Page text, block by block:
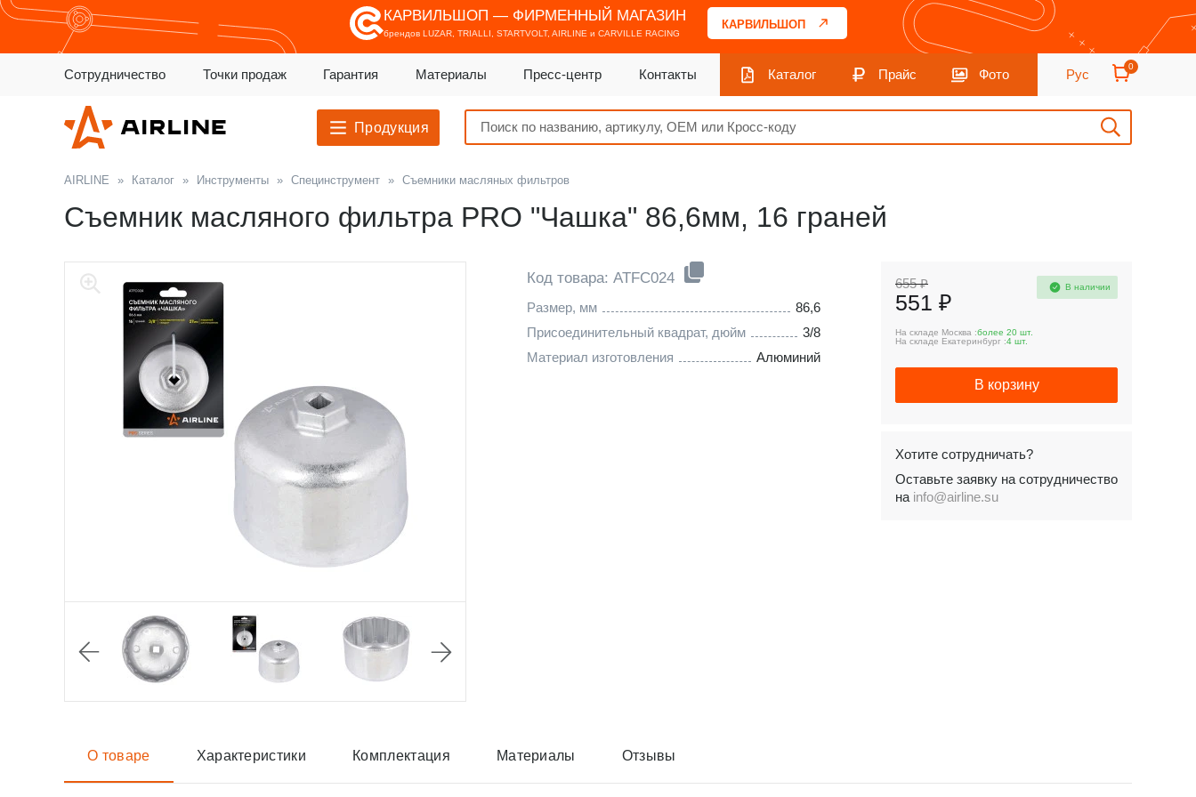
КАРВИЛЬШОП — ФИРМЕННЫЙ МАГАЗИН
брендов LUZAR, TRIALLI, STARTVOLT, AIRLINE и CARVILLE RACING
КАРВИЛЬШОП
Сотрудничество Точки продаж Гарантия Материалы Пресс-центр Контакты Каталог Прайс Фото Рус
0
Продукция
AIRLINE » Каталог » Инструменты » Специнструмент » Съемники масляных фильтров
Съемник масляного фильтра PRO "Чашка" 86,6мм, 16 граней
Код товара: ATFC024
Размер, мм
86,6
Присоединительный квадрат, дюйм
3/8
Материал изготовления
Алюминий
655 ₽
551 ₽
В наличии
На складе Москва :более 20 шт.
На складе Екатеринбург :4 шт.
В корзину
Хотите сотрудничать?
Оставьте заявку на сотрудничество
на info@airline.su
О товаре Характеристики Комплектация Материалы Отзывы